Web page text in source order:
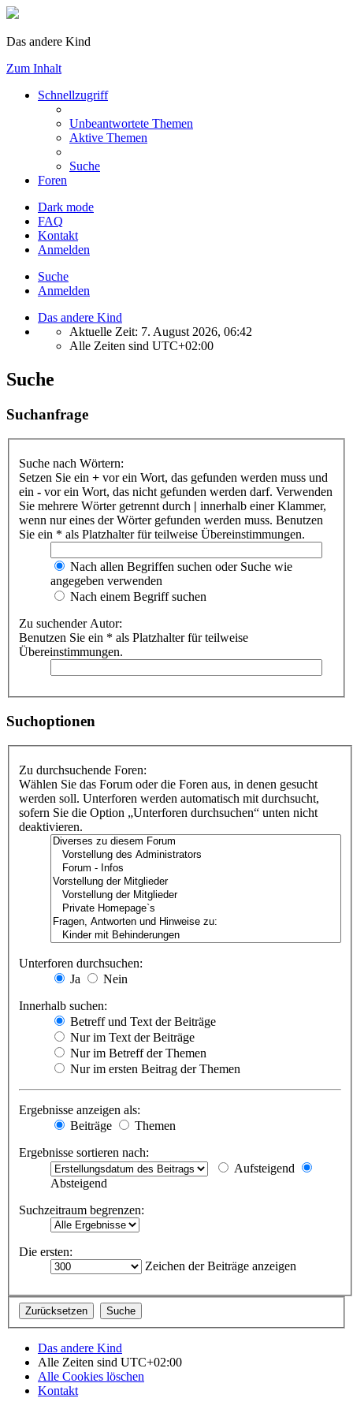
Das andere Kind
Zum Inhalt
Schnellzugriff
Unbeantwortete Themen
Aktive Themen
Suche
Foren
Dark mode
FAQ
Kontakt
Anmelden
Suche
Anmelden
Das andere Kind
Aktuelle Zeit: 7. August 2026, 06:42
Alle Zeiten sind UTC+02:00
Suche
Suchanfrage
Suche nach Wörtern:
Setzen Sie ein + vor ein Wort, das gefunden werden muss und
ein - vor ein Wort, das nicht gefunden werden darf. Verwenden
Sie mehrere Wörter getrennt durch | innerhalb einer Klammer,
wenn nur eines der Wörter gefunden werden muss. Benutzen
Sie ein * als Platzhalter für teilweise Übereinstimmungen.
Nach allen Begriffen suchen oder Suche wie
angegeben verwenden
Nach einem Begriff suchen
Zu suchender Autor:
Benutzen Sie ein * als Platzhalter für teilweise
Übereinstimmungen.
Suchoptionen
Zu durchsuchende Foren:
Wählen Sie das Forum oder die Foren aus, in denen gesucht
werden soll. Unterforen werden automatisch mit durchsucht,
sofern Sie die Option „Unterforen durchsuchen“ unten nicht
deaktivieren.
Unterforen durchsuchen:
Ja
Nein
Innerhalb suchen:
Betreff und Text der Beiträge
Nur im Text der Beiträge
Nur im Betreff der Themen
Nur im ersten Beitrag der Themen
Ergebnisse anzeigen als:
Beiträge
Themen
Ergebnisse sortieren nach:
Aufsteigend
Absteigend
Suchzeitraum begrenzen:
Die ersten:
Zeichen der Beiträge anzeigen
Das andere Kind
Alle Zeiten sind UTC+02:00
Alle Cookies löschen
Kontakt